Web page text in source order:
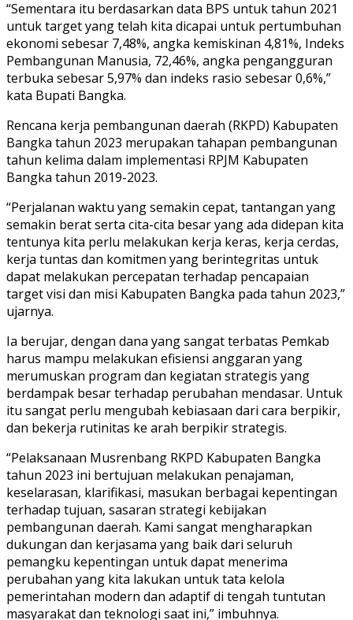
“Sementara itu berdasarkan data BPS untuk tahun 2021
untuk target yang telah kita dicapai untuk pertumbuhan
ekonomi sebesar 7,48%, angka kemiskinan 4,81%, Indeks
Pembangunan Manusia, 72,46%, angka pengangguran
terbuka sebesar 5,97% dan indeks rasio sebesar 0,6%,”
kata Bupati Bangka.
Rencana kerja pembangunan daerah (RKPD) Kabupaten
Bangka tahun 2023 merupakan tahapan pembangunan
tahun kelima dalam implementasi RPJM Kabupaten
Bangka tahun 2019-2023.
“Perjalanan waktu yang semakin cepat, tantangan yang
semakin berat serta cita-cita besar yang ada didepan kita
tentunya kita perlu melakukan kerja keras, kerja cerdas,
kerja tuntas dan komitmen yang berintegritas untuk
dapat melakukan percepatan terhadap pencapaian
target visi dan misi Kabupaten Bangka pada tahun 2023,”
ujarnya.
Ia berujar, dengan dana yang sangat terbatas Pemkab
harus mampu melakukan efisiensi anggaran yang
merumuskan program dan kegiatan strategis yang
berdampak besar terhadap perubahan mendasar. Untuk
itu sangat perlu mengubah kebiasaan dari cara berpikir,
dan bekerja rutinitas ke arah berpikir strategis.
“Pelaksanaan Musrenbang RKPD Kabupaten Bangka
tahun 2023 ini bertujuan melakukan penajaman,
keselarasan, klarifikasi, masukan berbagai kepentingan
terhadap tujuan, sasaran strategi kebijakan
pembangunan daerah. Kami sangat mengharapkan
dukungan dan kerjasama yang baik dari seluruh
pemangku kepentingan untuk dapat menerima
perubahan yang kita lakukan untuk tata kelola
pemerintahan modern dan adaptif di tengah tuntutan
masyarakat dan teknologi saat ini,” imbuhnya.